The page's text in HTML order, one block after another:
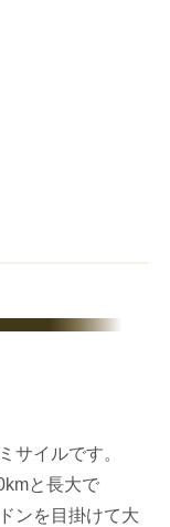
サイルです。
と長大で
ンを目掛けて大